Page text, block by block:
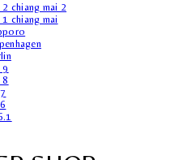
chiang mai 2
chiang mai